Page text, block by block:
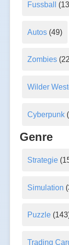
Fussball
Autos(49)
Zombies
Wilder
Cyberpunk
Genre
Strategie
Simulation
Puzzle
Trading